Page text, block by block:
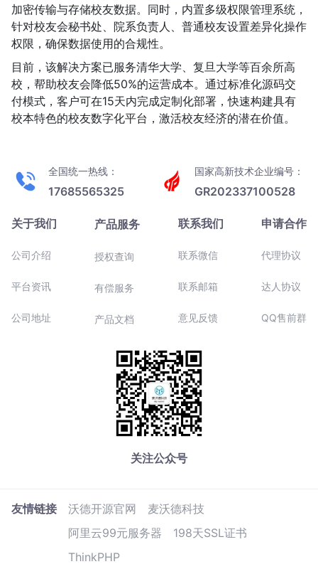
加密传输与存储校友数据。同时，内置多级权限管理系统，
针对校友会秘书处、院系负责人、普通校友设置差异化操作
权限，确保数据使用的合规性。
目前，该解决方案已服务清华大学、复旦大学等百余所高
校，帮助校友会降低50%的运营成本。通过标准化源码交
付模式，客户可在15天内完成定制化部署，快速构建具有
校本特色的校友数字化平台，激活校友经济的潜在价值。
全国统一热线：
17685565325
国家高新技术企业编号：
GR202337100528
关于我们
公司介绍
平台资讯
公司地址
产品服务
授权查询
有偿服务
产品文档
联系我们
联系微信
联系邮箱
意见反馈
申请合作
代理协议
达人协议
QQ售前群
关注公众号
友情链接 沃德开源官网
麦沃德科技
阿里云99元服务器
198天SSL证书
ThinkPHP